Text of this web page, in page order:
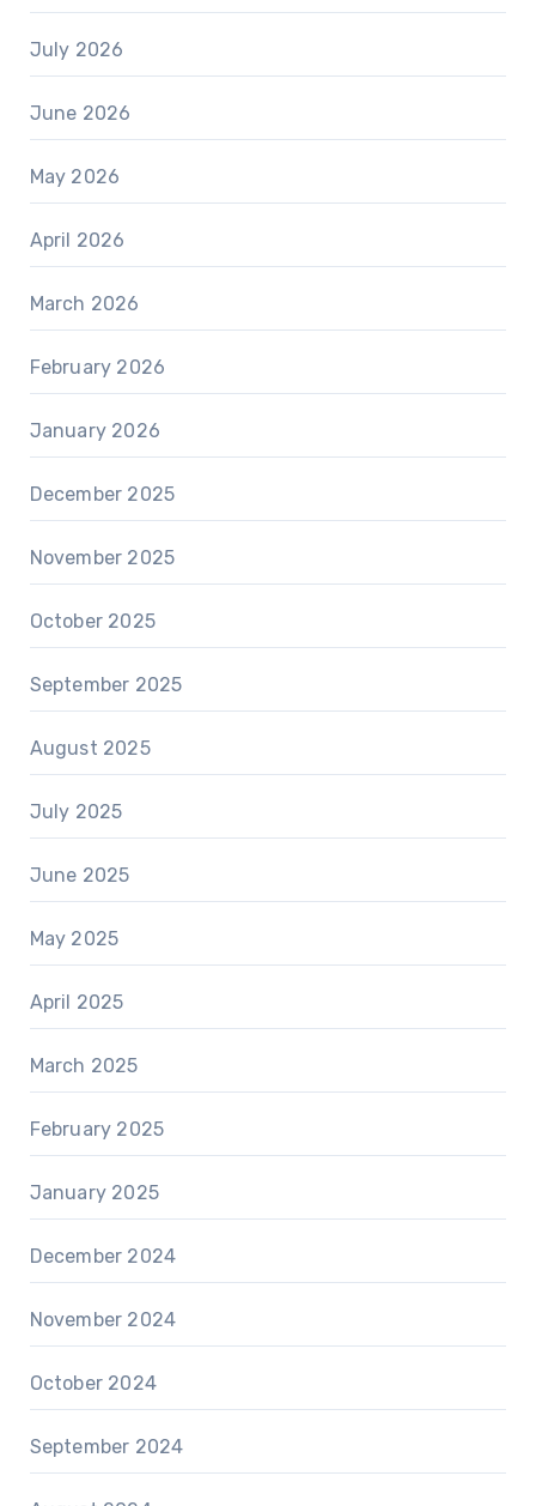
July 2026
June 2026
May 2026
April 2026
March 2026
February 2026
January 2026
December 2025
November 2025
October 2025
September 2025
August 2025
July 2025
June 2025
May 2025
April 2025
March 2025
February 2025
January 2025
December 2024
November 2024
October 2024
September 2024